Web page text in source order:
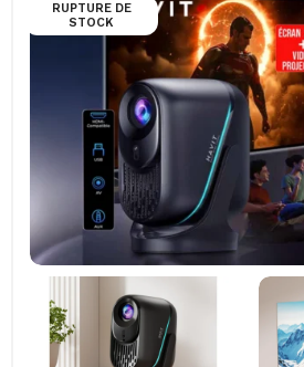
RUPTURE DE
STOCK